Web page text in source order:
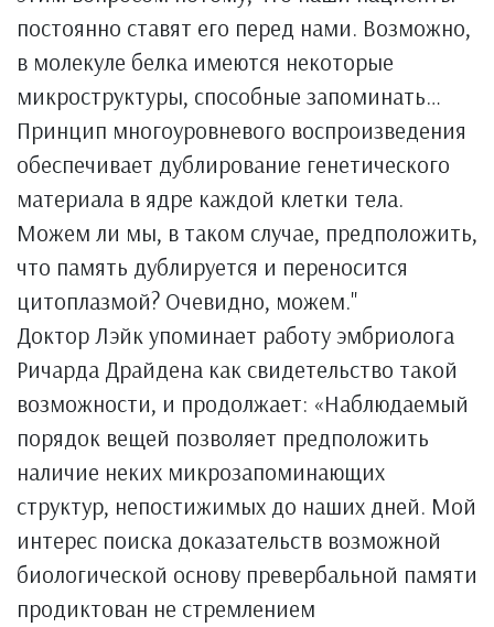
постоянно ставят его перед нами. Возможно,
в молекуле белка имеются некоторые
микроструктуры, способные запоминать…
Принцип многоуровневого воспроизведения
обеспечивает дублирование генетического
материала в ядре каждой клетки тела.
Можем ли мы, в таком случае, предположить,
что память дублируется и переносится
цитоплазмой? Очевидно, можем."
Доктор Лэйк упоминает работу эмбриолога
Ричарда Драйдена как свидетельство такой
возможности, и продолжает: «Наблюдаемый
порядок вещей позволяет пpeдположить
наличие неких микрозапоминающих
структур, непостижимых до наших дней. Мой
интерес поиска доказательств возможной
биологической основу превербальной памяти
продиктован не стремлением